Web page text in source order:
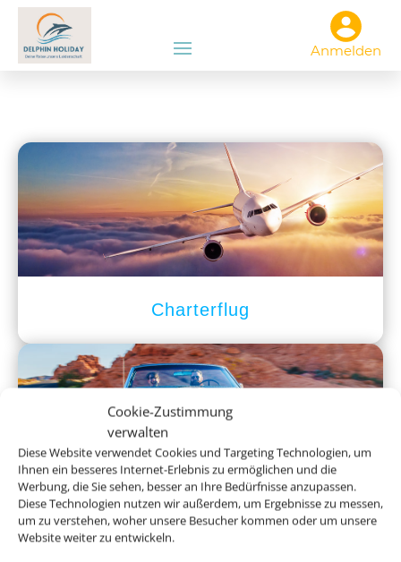
Cookie-Zustimmung
verwalten
Diese Website verwendet Cookies und Targeting Technologien, um
Ihnen ein besseres Internet-Erlebnis zu ermöglichen und die
Werbung, die Sie sehen, besser an Ihre Bedürfnisse anzupassen.
Diese Technologien nutzen wir außerdem, um Ergebnisse zu messen,
um zu verstehen, woher unsere Besucher kommen oder um unsere
Website weiter zu entwickeln.
Anmelden
Charterflug
Mietwagen